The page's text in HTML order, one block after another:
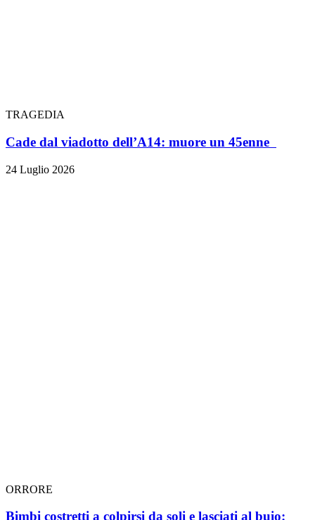
TRAGEDIA
Cade dal viadotto dell’A14: muore un 45enne
24 Luglio 2026
ORRORE
Bimbi costretti a colpirsi da soli e lasciati al buio: